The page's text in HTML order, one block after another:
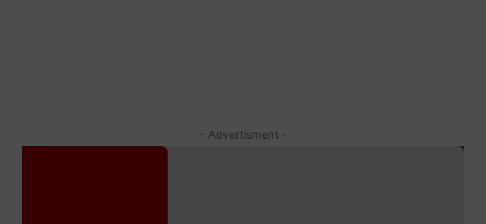
- Advertisment -